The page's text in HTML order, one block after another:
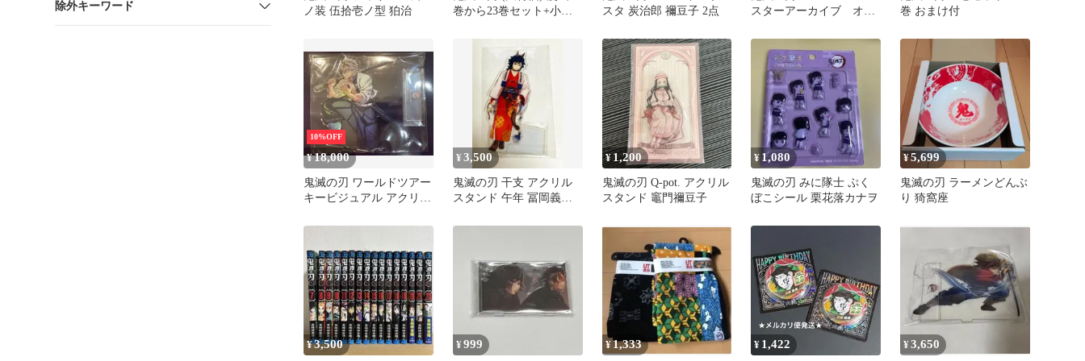
除外キーワード
ノ装 伍拾壱ノ型 狛治
巻から23巻セット+小説3
スタ 炭治郎 禰豆子 2点
スターアーカイブ オー
惨
巻 おまけ付
10%OFF
¥18,000
鬼滅の刃 ワールドツアー
キービジュアル アクリル
¥3,500
鬼滅の刃 干支 アクリル
スタンド 午年 冨岡義勇
¥1,200
鬼滅の刃 Q-pot. アクリル
スタンド 竈門禰豆子
¥ 1,080
鬼滅の刃 みに隊士 ぷく
ぼこシール 栗花落カナヲ
¥5,699
鬼滅の刃 ラーメンどんぶ
り 猗窩座
¥3,500 ¥999 ¥1,333 ¥ 1,422 ¥3,650